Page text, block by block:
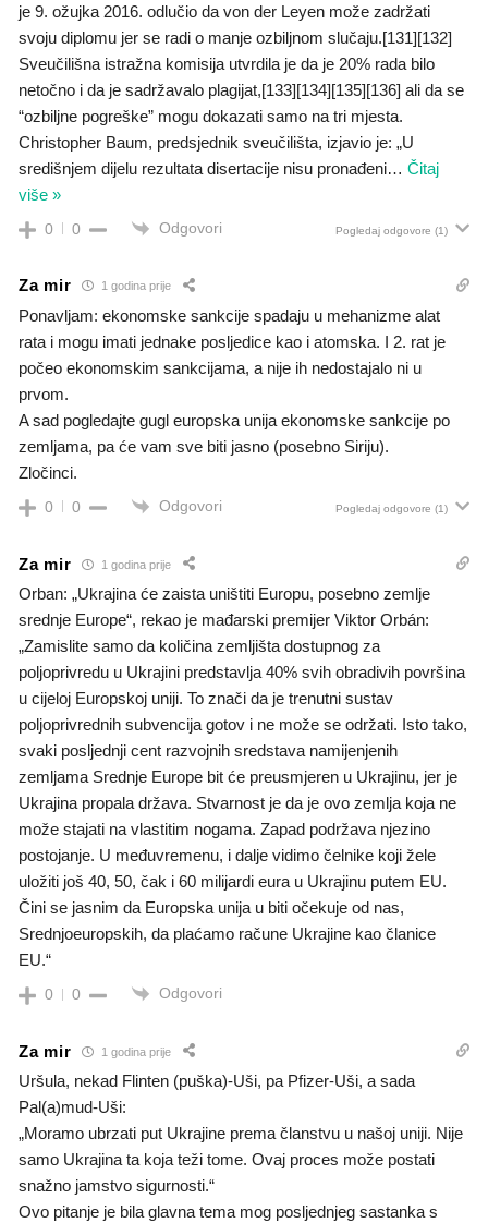
je 9. ožujka 2016. odlučio da von der Leyen može zadržati
svoju diplomu jer se radi o manje ozbiljnom slučaju.[131][132]
Sveučilišna istražna komisija utvrdila je da je 20% rada bilo
netočno i da je sadržavalo plagijat,[133][134][135][136] ali da se
“ozbiljne pogreške” mogu dokazati samo na tri mjesta.
Christopher Baum, predsjednik sveučilišta, izjavio je: „U
središnjem dijelu rezultata disertacije nisu pronađeni… Čitaj
više »
0 0 Odgovori Pogledaj odgovore (1)
Za mir 1 godina prije
Ponavljam: ekonomske sankcije spadaju u mehanizme alat
rata i mogu imati jednake posljedice kao i atomska. I 2. rat je
počeo ekonomskim sankcijama, a nije ih nedostajalo ni u
prvom.
A sad pogledajte gugl europska unija ekonomske sankcije po
zemljama, pa će vam sve biti jasno (posebno Siriju).
Zločinci.
0 0 Odgovori Pogledaj odgovore (1)
Za mir 1 godina prije
Orban: „Ukrajina će zaista uništiti Europu, posebno zemlje
srednje Europe“, rekao je mađarski premijer Viktor Orbán:
„Zamislite samo da količina zemljišta dostupnog za
poljoprivredu u Ukrajini predstavlja 40% svih obradivih površina
u cijeloj Europskoj uniji. To znači da je trenutni sustav
poljoprivrednih subvencija gotov i ne može se održati. Isto tako,
svaki posljednji cent razvojnih sredstava namijenjenih
zemljama Srednje Europe bit će preusmjeren u Ukrajinu, jer je
Ukrajina propala država. Stvarnost je da je ovo zemlja koja ne
može stajati na vlastitim nogama. Zapad podržava njezino
postojanje. U međuvremenu, i dalje vidimo čelnike koji žele
uložiti još 40, 50, čak i 60 milijardi eura u Ukrajinu putem EU.
Čini se jasnim da Europska unija u biti očekuje od nas,
Srednjoeuropskih, da plaćamo račune Ukrajine kao članice
EU.“
0 0 Odgovori
Za mir 1 godina prije
Uršula, nekad Flinten (puška)-Uši, pa Pfizer-Uši, a sada
Pal(a)mud-Uši:
„Moramo ubrzati put Ukrajine prema članstvu u našoj uniji. Nije
samo Ukrajina ta koja teži tome. Ovaj proces može postati
snažno jamstvo sigurnosti.“
Ovo pitanje je bila glavna tema mog posljednjeg sastanka s